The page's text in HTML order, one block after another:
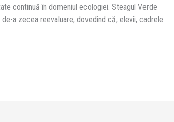
continuă în domeniul ecologiei. Steagul Verde
a zecea reevaluare, dovedind că, elevii, cadrele